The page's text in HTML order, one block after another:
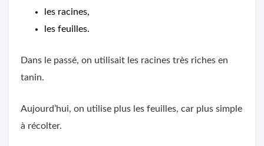
les racines,
les feuilles.
Dans le passé, on utilisait les racines très riches en
tanin.
Aujourd’hui, on utilise plus les feuilles, car plus simple
à récolter.